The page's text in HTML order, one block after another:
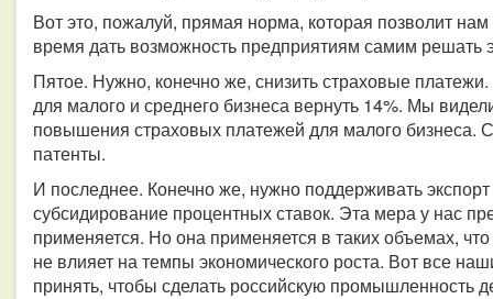
Вот это, пожалуй, прямая норма, которая позволит
время дать возможность предприятиям самим решать
Пятое. Нужно, конечно же, снизить страховые
для малого и среднего бизнеса вернуть 14%. Мы
повышения страховых платежей для малого бизнеса.
патенты.
И последнее. Конечно же, нужно поддерживать
субсидирование процентных ставок. Эта мера у нас
применяется. Но она применяется в таких объемах,
не влияет на темпы экономического роста. Вот все
принять, чтобы сделать российскую промышленность